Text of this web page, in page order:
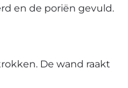
en de poriën gevuld.
De wand raakt